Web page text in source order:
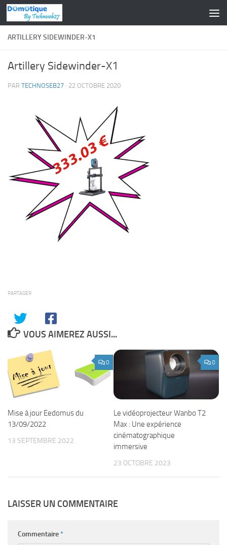
Skip to content
ARTILLERY SIDEWINDER-X1
Artillery Sidewinder-X1
PAR TECHNOSEB27 · 22 OCTOBRE 2020
PARTAGER
VOUS AIMEREZ AUSSI...
0
Mise à jour Eedomus du
13/09/2022
13 SEPTEMBRE 2022
0
Le vidéoprojecteur Wanbo T2
Max : Une expérience
cinématographique
immersive
23 OCTOBRE 2023
LAISSER UN COMMENTAIRE
Commentaire*